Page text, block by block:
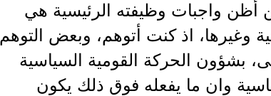
أظن واجبات وظيفته الرئيسية هي
وغيرها، اذ كنت أتوهم، وبعض التوهم
بشؤون الحركة القومية السياسية
وان ما يفعله فوق ذلك يكون